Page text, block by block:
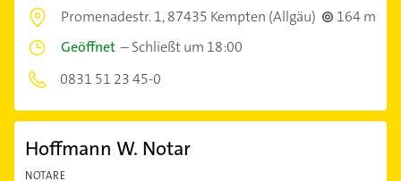
Promenadestr. 1,87435 Kempten (Allgäu)
164 m
Geöffnet –Schließt um 18:00
0831 51 23 45-0
Hoffmann W. Notar
NOTARE